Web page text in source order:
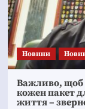
Новини
Важливо, щоб
кожен пакет
життя –